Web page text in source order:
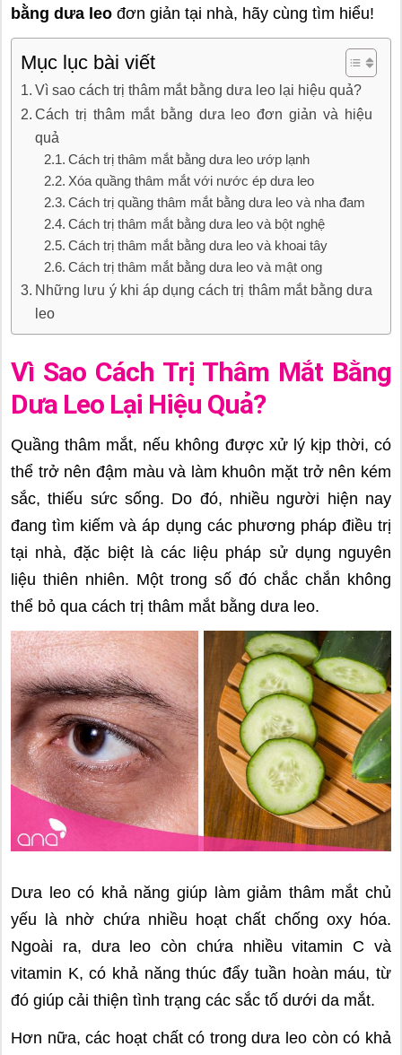
bằng dưa leo đơn giản tại nhà, hãy cùng tìm hiểu!
Mục lục bài viết
Vì sao cách trị thâm mắt bằng dưa leo lại hiệu quả?
Cách trị thâm mắt bằng dưa leo đơn giản và hiệu
quả
Cách trị thâm mắt bằng dưa leo ướp lạnh
Xóa quầng thâm mắt với nước ép dưa leo
Cách trị quầng thâm mắt bằng dưa leo và nha đam
Cách trị thâm mắt bằng dưa leo và bột nghệ
Cách trị thâm mắt bằng dưa leo và khoai tây
Cách trị thâm mắt bằng dưa leo và mật ong
Những lưu ý khi áp dụng cách trị thâm mắt bằng dưa
leo
Vì Sao Cách Trị Thâm Mắt Bằng
Dưa Leo Lại Hiệu Quả?
Quầng thâm mắt, nếu không được xử lý kịp thời, có
thể trở nên đậm màu và làm khuôn mặt trở nên kém
sắc, thiếu sức sống. Do đó, nhiều người hiện nay
đang tìm kiếm và áp dụng các phương pháp điều trị
tại nhà, đặc biệt là các liệu pháp sử dụng nguyên
liệu thiên nhiên. Một trong số đó chắc chắn không
thể bỏ qua cách trị thâm mắt bằng dưa leo.
Dưa leo có khả năng giúp làm giảm thâm mắt chủ
yếu là nhờ chứa nhiều hoạt chất chống oxy hóa.
Ngoài ra, dưa leo còn chứa nhiều vitamin C và
vitamin K, có khả năng thúc đẩy tuần hoàn máu, từ
đó giúp cải thiện tình trạng các sắc tố dưới da mắt.
Hơn nữa, các hoạt chất có trong dưa leo còn có khả